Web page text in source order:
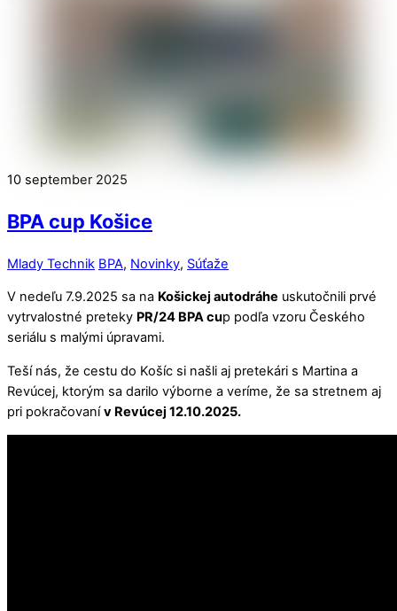
10 september 2025
BPA cup Košice
Mlady Technik BPA, Novinky, Súťaže
V nedeľu 7.9.2025 sa na Košickej autodráhe uskutočnili prvé
vytrvalostné preteky PR/24 BPA cup podľa vzoru Českého
seriálu s malými úpravami.
Teší nás, že cestu do Košíc si našli aj pretekári s Martina a
Revúcej, ktorým sa darilo výborne a veríme, že sa stretnem aj
pri pokračovanív Revúcej 12.10.2025.